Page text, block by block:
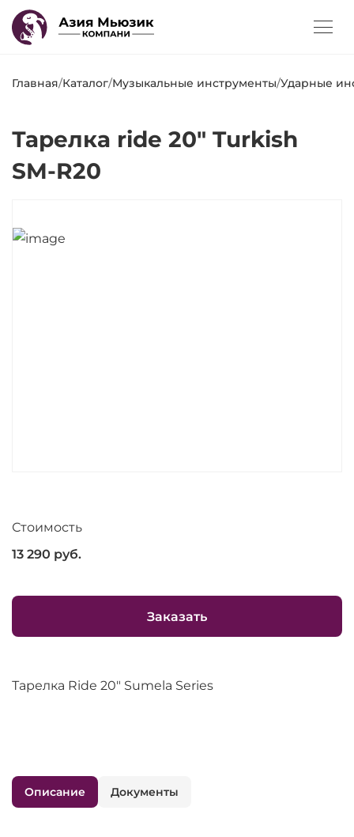
Главная/Каталог/Музыкальные инструменты/Ударные
Тарелка ride 20" Turkish
SM-R20
Стоимость
13 290 руб.
Заказать
Тарелка Ride 20" Sumela Series
Описание Документы